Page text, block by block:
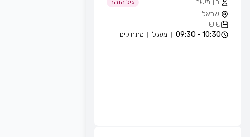
גיל הזהב
ישראל
שישי
10:30 - 09:30
מעגל מתחילים